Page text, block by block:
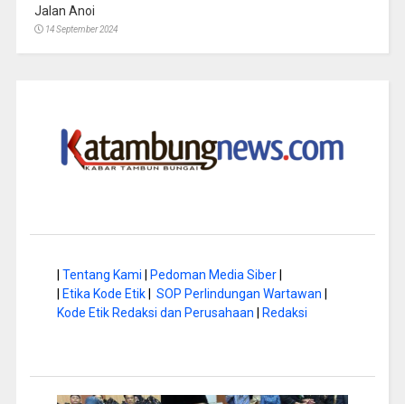
Jalan Anoi
14 September 2024
| Tentang Kami | Pedoman Media Siber|
| Etika Kode Etik| SOP Perlindungan Wartawan |
Kode Etik Redaksi dan Perusahaan | Redaksi